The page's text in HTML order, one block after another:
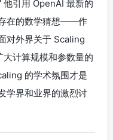
他引用 OpenAI 最新的
在的数学猜想——作
对外界关于 Scaling
计算规模和参数量的
的学术氛围才是
学界和业界的激烈讨